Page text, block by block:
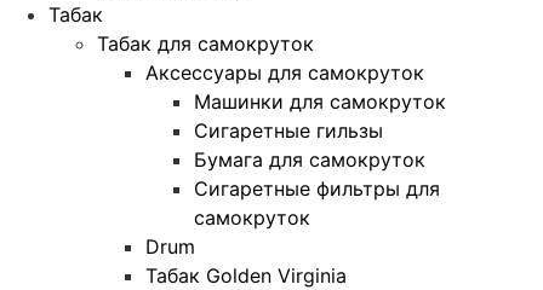
Табак
Табак для самокруток
Аксессуары для самокруток
Машинки для самокруток
Сигаретные гильзы
Бумага для самокруток
Сигаретные фильтры для
самокруток
Drum
Табак Golden Virginia